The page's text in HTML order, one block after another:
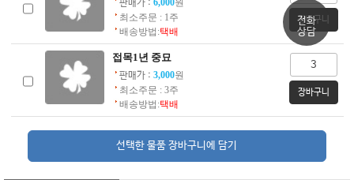
전화
상담
판매가 : 6,000원
최소주문 : 1주
배송방법:택배
접목1년 중묘
판매가 : 3,000원
최소주문 : 3주
배송방법:택배